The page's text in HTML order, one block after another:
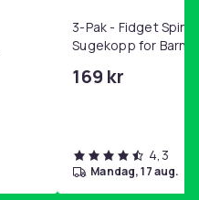
3-Pak - Fidget
Sugekopp for Barn
169 kr
4,3
mandag, 17 aug.